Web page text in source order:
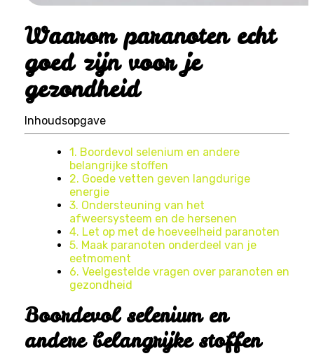
Waarom paranoten echt
goed zijn voor je
gezondheid
Inhoudsopgave
1. Boordevol selenium en andere
belangrijke stoffen
2. Goede vetten geven langdurige
energie
3. Ondersteuning van het
afweersysteem en de hersenen
4. Let op met de hoeveelheid paranoten
5. Maak paranoten onderdeel van je
eetmoment
6. Veelgestelde vragen over paranoten en
gezondheid
Boordevol selenium en
andere belangrijke stoffen